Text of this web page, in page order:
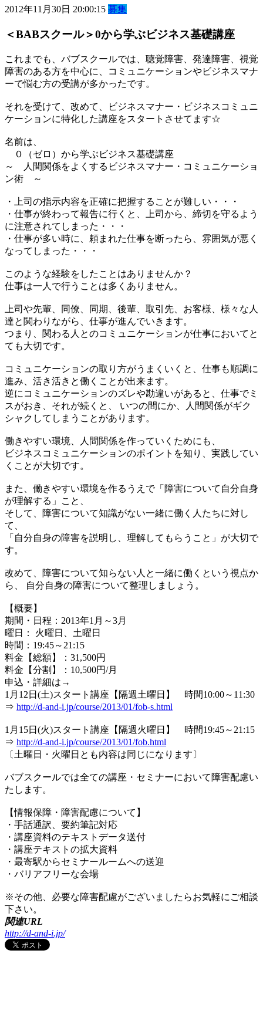
2012年11月30日 20:00:15 募集
＜BABスクール＞0から学ぶビジネス基礎講座
これまでも、バブスクールでは、聴覚障害、発達障害、視覚
障害のある方を中心に、コミュニケーションやビジネスマナ
ーで悩む方の受講が多かったです。
それを受けて、改めて、ビジネスマナー・ビジネスコミュニ
ケーションに特化した講座をスタートさせてます☆
名前は、
０（ゼロ）から学ぶビジネス基礎講座
～ 人間関係をよくするビジネスマナー・コミュニケーショ
ン術 ～
・上司の指示内容を正確に把握することが難しい・・・
・仕事が終わって報告に行くと、上司から、締切を守るよう
に注意されてしまった・・・
・仕事が多い時に、頼まれた仕事を断ったら、雰囲気が悪く
なってしまった・・・
このような経験をしたことはありませんか？
仕事は一人で行うことは多くありません。
上司や先輩、同僚、同期、後輩、取引先、お客様、様々な人
達と関わりながら、仕事が進んでいきます。
つまり、関わる人とのコミュニケーションが仕事においてと
ても大切です。
コミュニケーションの取り方がうまくいくと、仕事も順調に
進み、活き活きと働くことが出来ます。
逆にコミュニケーションのズレや勘違いがあると、仕事でミ
スがおき、それが続くと、 いつの間にか、人間関係がギク
シャクしてしまうことがあります。
働きやすい環境、人間関係を作っていくためにも、
ビジネスコミュニケーションのポイントを知り、実践してい
くことが大切です。
また、働きやすい環境を作るうえで「障害について自分自身
が理解する」こと、
そして、障害について知識がない一緒に働く人たちに対し
て、
「自分自身の障害を説明し、理解してもらうこと」が大切で
す。
改めて、障害について知らない人と一緒に働くという視点か
ら、 自分自身の障害について整理しましょう。
【概要】
期間・日程：2013年1月～3月
曜日： 火曜日、土曜日
時間：19:45～21:15
料金【総額】：31,500円
料金【分割】：10,500円/月
申込・詳細は→
1月12日(土)スタート講座【隔週土曜日】 時間10:00～11:30
⇒ http://d-and-i.jp/course/2013/01/fob-s.html
1月15日(火)スタート講座【隔週火曜日】 時間19:45～21:15
⇒ http://d-and-i.jp/course/2013/01/fob.html
〔土曜日・火曜日とも内容は同じになります〕
バブスクールでは全ての講座・セミナーにおいて障害配慮い
たします。
【情報保障・障害配慮について】
・手話通訳、要約筆記対応
・講座資料のテキストデータ送付
・講座テキストの拡大資料
・最寄駅からセミナールームへの送迎
・バリアフリーな会場
※その他、必要な障害配慮がございましたらお気軽にご相談
下さい。
関連URL
http://d-and-i.jp/